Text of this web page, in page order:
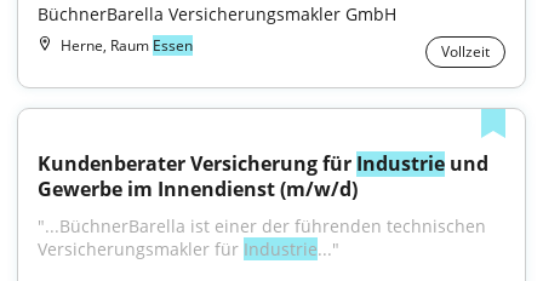
BüchnerBarella Versicherungsmakler GmbH
Herne, Raum Essen Vollzeit
Kundenberater Versicherung für Industrie und
Gewerbe im Innendienst (m/w/d)
"...BüchnerBarella ist einer der führenden technischen
Versicherungsmakler für Industrie..."